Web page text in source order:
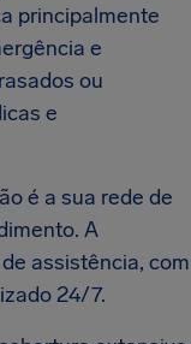
principalmente
e
ou
e
é a sua rede de
A
assistência, com
24/7.